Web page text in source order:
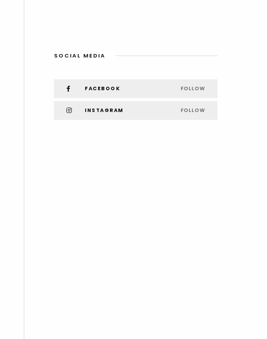
SOCIAL MEDIA
FACEBOOK FOLLOW
INSTAGRAM FOLLOW